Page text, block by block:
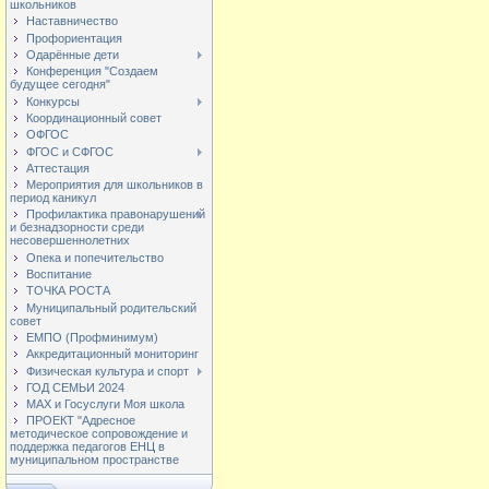
школьников
Наставничество
Профориентация
Одарённые дети
Конференция "Создаем
будущее сегодня"
Конкурсы
Координационный совет
ОФГОС
ФГОС и СФГОС
Аттестация
Мероприятия для школьников в
период каникул
Профилактика правонарушений
и безнадзорности среди
несовершеннолетних
Опека и попечительство
Воспитание
ТОЧКА РОСТА
Муниципальный родительский
совет
ЕМПО (Профминимум)
Аккредитационный мониторинг
Физическая культура и спорт
ГОД СЕМЬИ 2024
МАХ и Госуслуги Моя школа
ПРОЕКТ "Адресное
методическое сопровождение и
поддержка педагогов ЕНЦ в
муниципальном пространстве